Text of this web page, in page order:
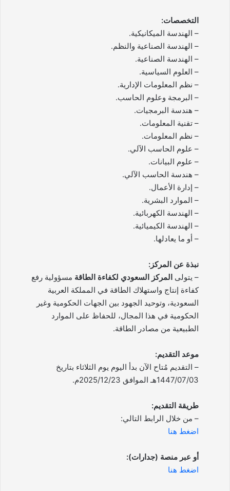
التخصصات:
– الهندسة الميكانيكية.
– الهندسة الصناعية والنظم.
– الهندسة الصناعية.
– العلوم السياسية.
– نظم المعلومات الإدارية.
– البرمجة وعلوم الحاسب.
– هندسة البرمجيات.
– تقنية المعلومات.
– نظم المعلومات.
– علوم الحاسب الآلي.
– علوم البيانات.
– هندسة الحاسب الآلي.
– إدارة الأعمال.
– الموارد البشرية.
– الهندسة الكهربائية.
– الهندسة الكيميائية.
– أو ما يعادلها.
نبذة عن المركز:
– يتولى المركز السعودي لكفاءة الطاقة مسؤولية رفع
كفاءة إنتاج واستهلاك الطاقة في المملكة العربية
السعودية، وتوحيد الجهود بين الجهات الحكومية وغير
الحكومية في هذا المجال، للحفاظ على الموارد
الطبيعية من مصادر الطاقة.
موعد التقديم:
– التقديم مُتاح الآن بدأ اليوم يوم الثلاثاء بتاريخ
1447/07/03هـ الموافق 2025/12/23م.
طريقة التقديم:
– من خلال الرابط التالي:
اضغط هنا
أو عبر منصة (جدارات):
اضغط هنا